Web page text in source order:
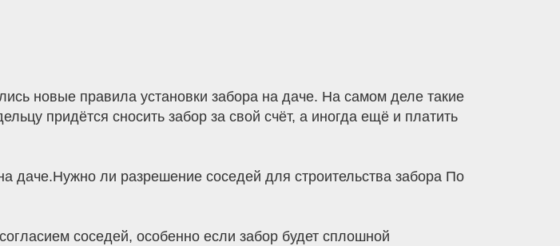
новые правила установки забора на даче. На самом деле такие
придётся сносить забор за свой счёт, а иногда ещё и платить
даче.Нужно ли разрешение соседей для строительства забора По
соседей, особенно если забор будет сплошной